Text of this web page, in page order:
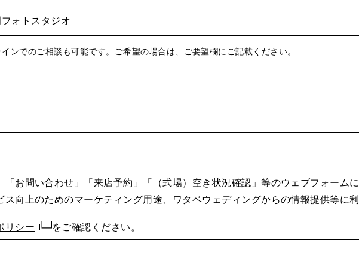
ォトスタジオ
ンでのご相談も可能です。ご希望の場合は、ご要望欄にご記載ください。
お問い合わせ」「来店予約」「（式場）空き状況確認」等のウェブフォーム
向上のためのマーケティング用途、ワタベウェディングからの情報提供等に利
リシー
をご確認ください。